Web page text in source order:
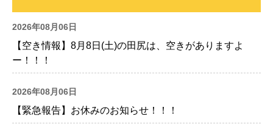
2026年08月06日
【空き情報】8月8日(土)の田尻は、空きがありますよ
ー！！！
2026年08月06日
【緊急報告】お休みのお知らせ！！！